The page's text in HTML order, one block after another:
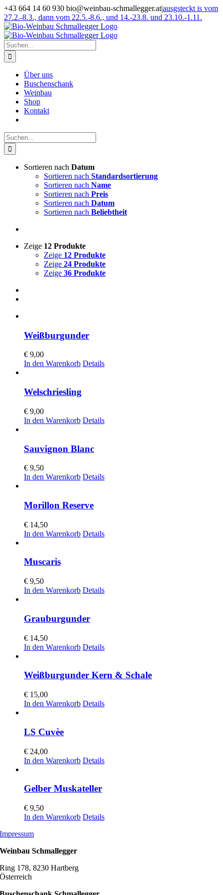
Zum
Inhalt
springen
+43 664 14 60 930 bio@weinbau-schmallegger.at|ausgsteckt is vom
27.2.-8.3., dann vom 22.5.-8.6., und 14.-23.8. und 23.10.-1.11.
Facebook
Instagram
Suche
nach:
Über uns
Buschenschank
Weinbau
Shop
Kontakt
Suche
nach:
Sortieren nach Datum
Sortieren nach Standardsortierung
Sortieren nach Name
Sortieren nach Preis
Sortieren nach Datum
Sortieren nach Beliebtheit
Zeige 12 Produkte
Zeige 12 Produkte
Zeige 24 Produkte
Zeige 36 Produkte
Weißburgunder
€ 9,00
In den Warenkorb Details
Welschriesling
€ 9,00
In den Warenkorb Details
Sauvignon Blanc
€ 9,50
In den Warenkorb Details
Morillon Reserve
€ 14,50
In den Warenkorb Details
Muscaris
€ 9,50
In den Warenkorb Details
Grauburgunder
€ 14,50
In den Warenkorb Details
Weißburgunder Kern & Schale
€ 15,00
In den Warenkorb Details
LS Cuvèe
€ 24,00
In den Warenkorb Details
Gelber Muskateller
€ 9,50
In den Warenkorb Details
Impressum
Weinbau Schmallegger
Ring 178, 8230 Hartberg
Österreich